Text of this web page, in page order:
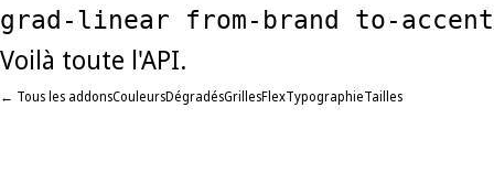
grad-linear from-brand to-
Voilà toute l'API.
← Tous les addonsCouleursDégradésGrillesFlexTypographieTailles